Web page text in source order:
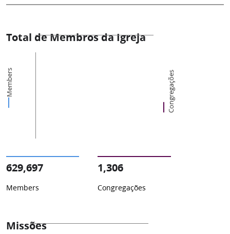
Total de Membros da Igreja
Members Congregações
629,697
Members
1,306
Congregações
Missões